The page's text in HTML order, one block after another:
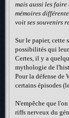
mais aussi les
mémoires
voit ses souvenirs
Sur le papier, cette
possibilités qui
Certes, il y a
mythologie de
Pour la défense de
certains épisodes
N'empêche que
riffs nerveux du